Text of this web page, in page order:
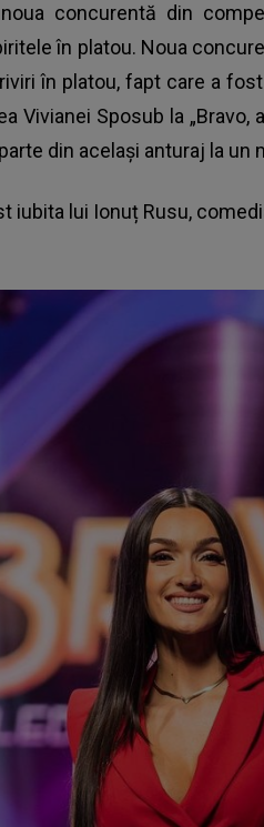
concurentă din
în platou. Noua
în platou, fapt care a
Vivianei Sposub la
din același anturaj la un
iubita lui Ionuț Rusu,